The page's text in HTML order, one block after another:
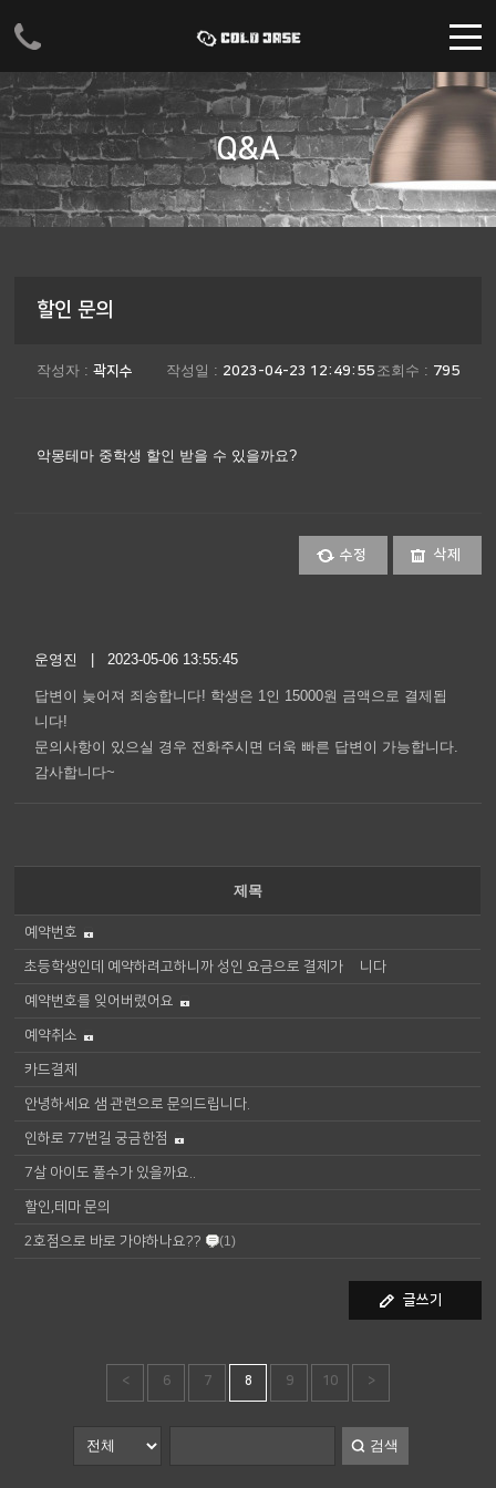
Q&A
할인 문의
작성자 :곽지수 작성일 : 2023-04-23 12:49:55 조회수 : 795
악몽테마 중학생 할인 받을 수 있을까요?
수정 삭제
운영진 | 2023-05-06 13:55:45
답변이 늦어져 죄송합니다! 학생은 1인 15000원 금액으로 결제됩
니다!
문의사항이 있으실 경우 전화주시면 더욱 빠른 답변이 가능합니다.
감사합니다~
제목
예약번호
초등학생인데 예약하려고하니까 성인 요금으로 결제가 됍니다
예약번호를 잊어버렸어요
예약취소
카드결제
안녕하세요 샘 관련으로 문의드립니다.
인하로 77번길 궁금한점
7살 아이도 풀수가 있을까요..
할인,테마 문의
2호점으로 바로 가야하나요?? (1)
글쓰기
< 6 7 8 9 10 >
검색